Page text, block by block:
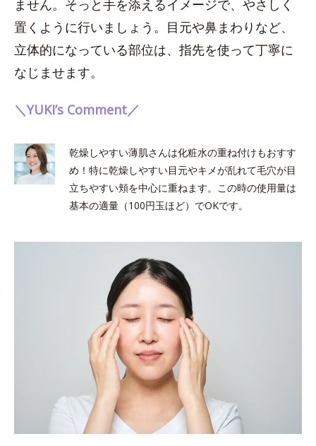
ません。そっと手を添えるイメージで、やさしく
置くように行いましょう。目元や鼻まわりなど、
立体的になっている部位は、指先を使って丁寧に
なじませます。
＼YUKI’s Comment／
乾燥しやすい薄肌さんは化粧水の重ね付けもおすす
め！特に乾燥しやすい目元やキメが乱れて毛穴が目
立ちやすい頬を中心に重ねます。この時の使用量は
基本の適量（100円玉ほど）でOKです。